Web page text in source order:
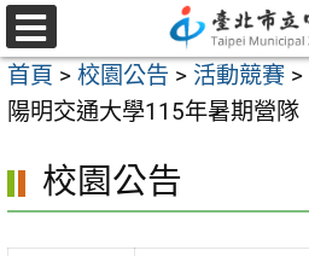
跳
至
主
要
容
選
單
首頁 > 校園公告 > 活動競賽 >
陽明交通大學115年暑期營隊
校園公告